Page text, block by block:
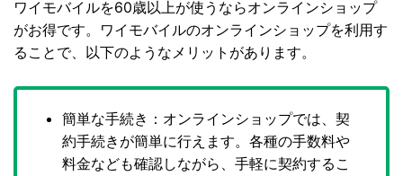
ワイモバイルを60歳以上が使うならオンラインショップ
がお得です。ワイモバイルのオンラインショップを利用す
ることで、以下のようなメリットがあります。
簡単な手続き：オンラインショップでは、契
約手続きが簡単に行えます。各種の手数料や
料金なども確認しながら、手軽に契約するこ